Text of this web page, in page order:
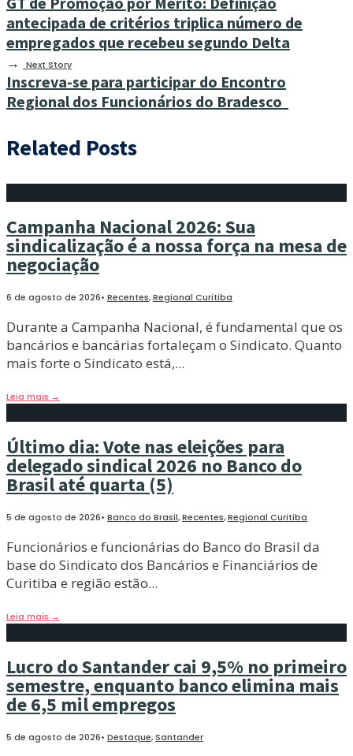
antecipada de critérios triplica número de
empregados que recebeu segundo Delta
→ Next Story
Inscreva-se para participar do Encontro
Regional dos Funcionários do Bradesco
Related Posts
Campanha Nacional 2026: Sua
sindicalização é a nossa força na mesa de
negociação
6 de agosto de 2026• Recentes,Regional Curitiba
Durante a Campanha Nacional, é fundamental que os
bancários e bancárias fortaleçam o Sindicato. Quanto
mais forte o Sindicato está,...
Leia mais →
Último dia: Vote nas eleições para
delegado sindical 2026 no Banco do
Brasil até quarta (5)
5 de agosto de 2026• Banco do Brasil,Recentes,Regional Curitiba
Funcionários e funcionárias do Banco do Brasil da
base do Sindicato dos Bancários e Financiários de
Curitiba e região estão...
Leia mais →
Lucro do Santander cai 9,5% no primeiro
semestre, enquanto banco elimina mais
de 6,5 mil empregos
5 de agosto de 2026• Destaque,Santander